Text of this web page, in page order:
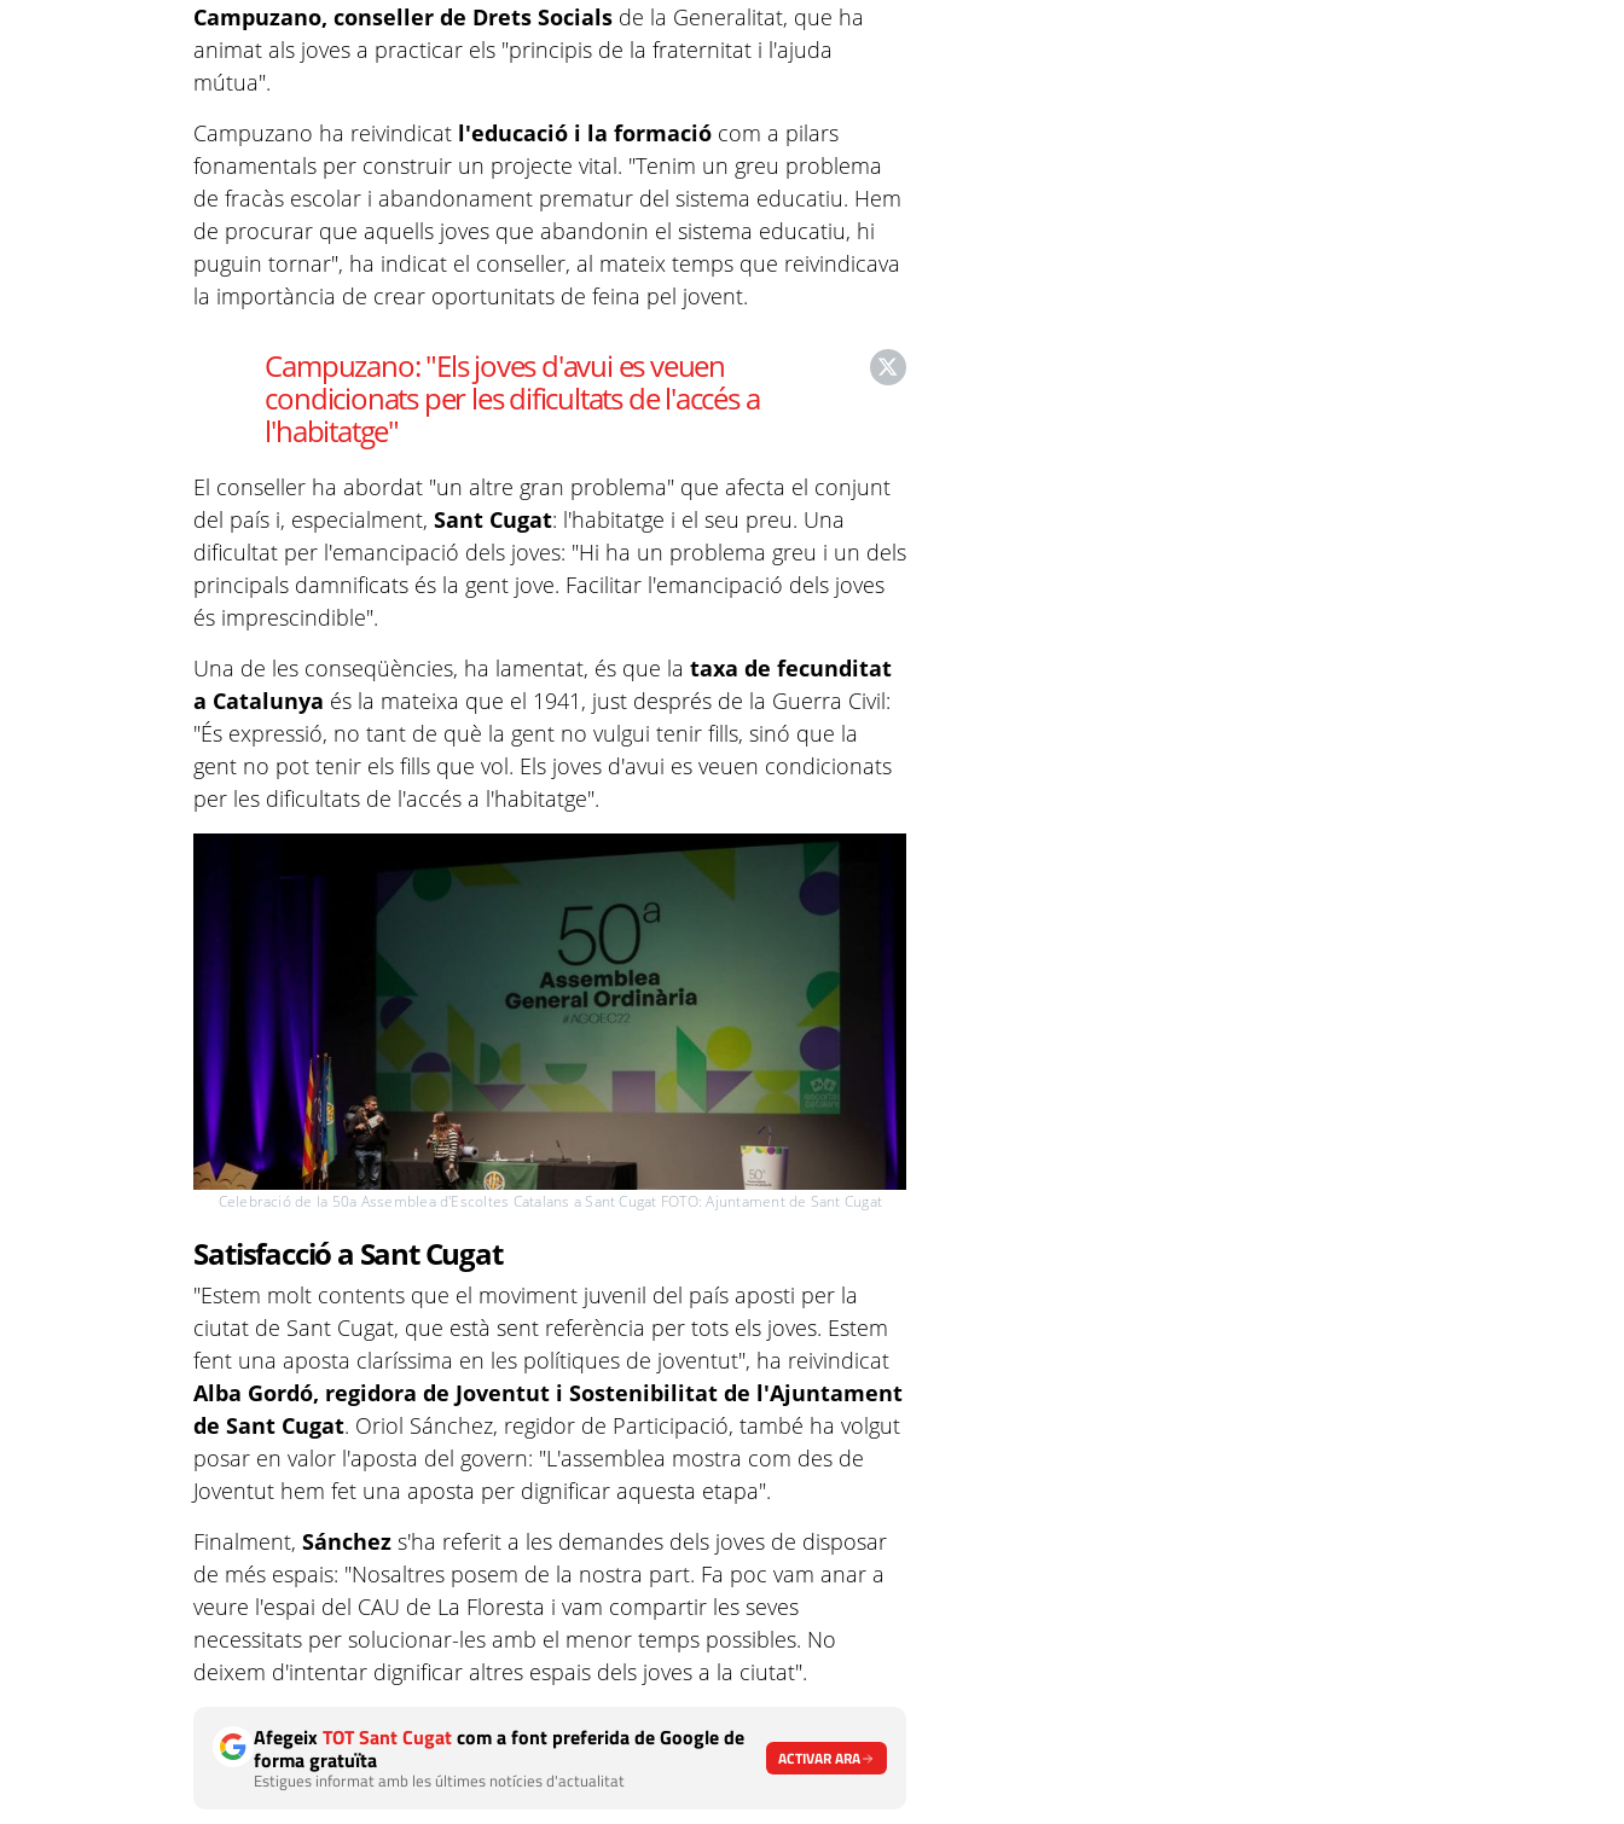
Campuzano, conseller de Drets Socials de la Generalitat, que ha
animat als joves a practicar els "principis de la fraternitat i l'ajuda
mútua".
Campuzano ha reivindicat l'educació i la formació com a pilars
fonamentals per construir un projecte vital. "Tenim un greu problema
de fracàs escolar i abandonament prematur del sistema educatiu. Hem
de procurar que aquells joves que abandonin el sistema educatiu, hi
puguin tornar", ha indicat el conseller, al mateix temps que reivindicava
la importància de crear oportunitats de feina pel jovent.
Campuzano: "Els joves d'avui es veuen
condicionats per les dificultats de l'accés a
l'habitatge"
El conseller ha abordat "un altre gran problema" que afecta el conjunt
del país i, especialment, Sant Cugat: l'habitatge i el seu preu. Una
dificultat per l'emancipació dels joves: "Hi ha un problema greu i un dels
principals damnificats és la gent jove. Facilitar l'emancipació dels joves
és imprescindible".
Una de les conseqüències, ha lamentat, és que lataxa de fecunditat
a Catalunya és la mateixa que el 1941, just després de la Guerra Civil:
"És expressió, no tant de què la gent no vulgui tenir fills, sinó que la
gent no pot tenir els fills que vol. Els joves d'avui es veuen condicionats
per les dificultats de l'accés a l'habitatge".
Celebració de la 50a Assemblea d'Escoltes Catalans a Sant Cugat FOTO: Ajuntament de Sant Cugat
Satisfacció a Sant Cugat
"Estem molt contents que el moviment juvenil del país aposti per la
ciutat de Sant Cugat, que està sent referència per tots els joves. Estem
fent una aposta claríssima en les polítiques de joventut", ha reivindicat
Alba Gordó, regidora de Joventut i Sostenibilitat de l'Ajuntament
de Sant Cugat. Oriol Sánchez, regidor de Participació, també ha volgut
posar en valor l'aposta del govern: "L'assemblea mostra com des de
Joventut hem fet una aposta per dignificar aquesta etapa".
Finalment,Sánchez s'ha referit a les demandes dels joves de disposar
de més espais: "Nosaltres posem de la nostra part. Fa poc vam anar a
veure l'espai del CAU de La Floresta i vam compartir les seves
necessitats per solucionar-les amb el menor temps possibles. No
deixem d'intentar dignificar altres espais dels joves a la ciutat".
AfegeixTOT Sant Cugatcom a font preferida de Google de
forma gratuïta
Estigues informat amb les últimes notícies d'actualitat
ACTIVAR ARA